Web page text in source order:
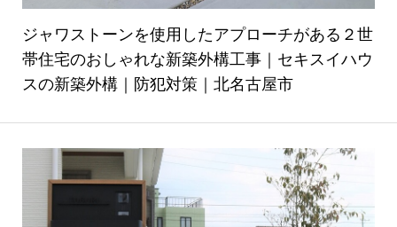
ジャワストーンを使用したアプローチがある２世
帯住宅のおしゃれな新築外構工事｜セキスイハウ
スの新築外構｜防犯対策｜北名古屋市